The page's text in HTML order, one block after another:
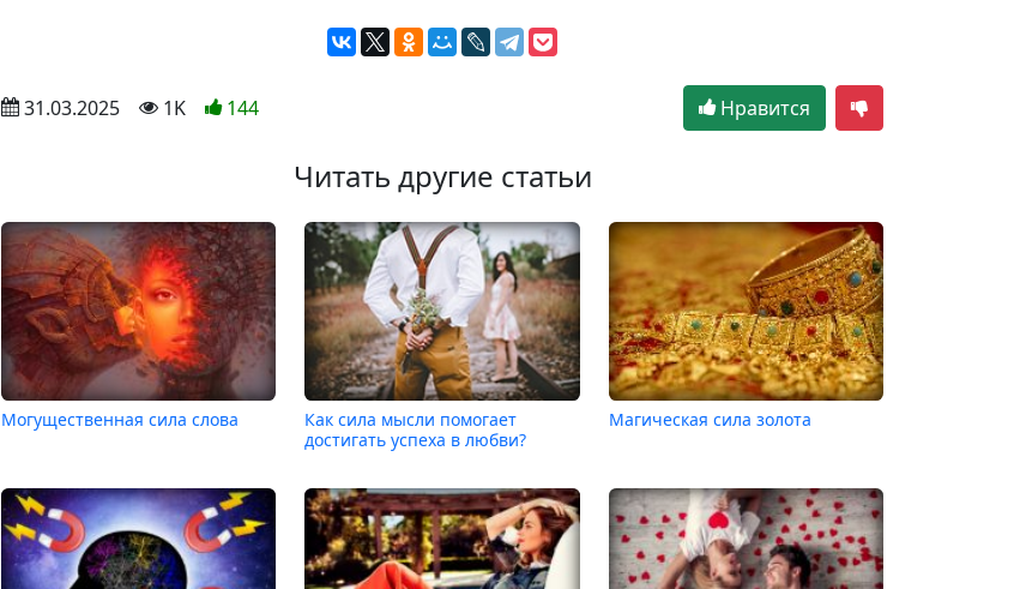
31.03.2025 1K 144 Нравится
Читать другие статьи
Могущественная сила слова
Как сила мысли помогает
достигать успеха в любви?
Магическая сила золота